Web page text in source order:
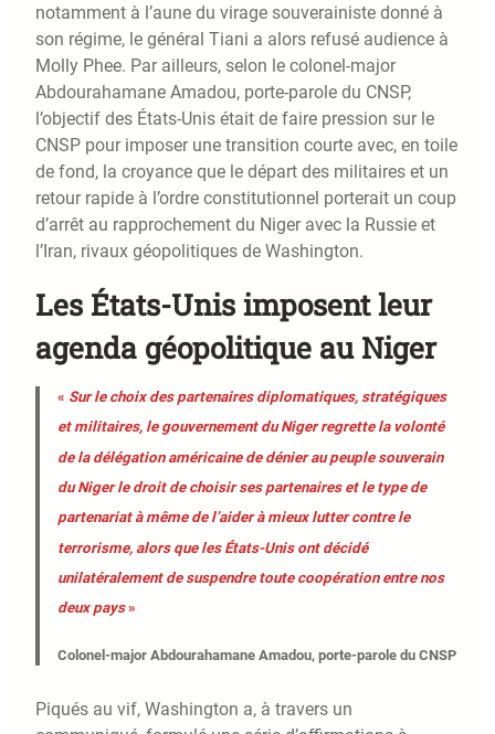
notamment à l’aune du virage souverainiste donné à
son régime, le général Tiani a alors refusé audience à
Molly Phee. Par ailleurs, selon le colonel-major
Abdourahamane Amadou, porte-parole du CNSP,
l’objectif des États-Unis était de faire pression sur le
CNSP pour imposer une transition courte avec, en toile
de fond, la croyance que le départ des militaires et un
retour rapide à l’ordre constitutionnel porterait un coup
d’arrêt au rapprochement du Niger avec la Russie et
l’Iran, rivaux géopolitiques de Washington.
Les États-Unis imposent leur
agenda géopolitique au Niger
« Sur le choix des partenaires diplomatiques, stratégiques
et militaires, le gouvernement du Niger regrette la volonté
de la délégation américaine de dénier au peuple souverain
du Niger le droit de choisir ses partenaires et le type de
partenariat à même de l’aider à mieux lutter contre le
terrorisme, alors que les États-Unis ont décidé
unilatéralement de suspendre toute coopération entre nos
deux pays»
Colonel-major Abdourahamane Amadou, porte-parole du CNSP
Piqués au vif, Washington a, à travers un